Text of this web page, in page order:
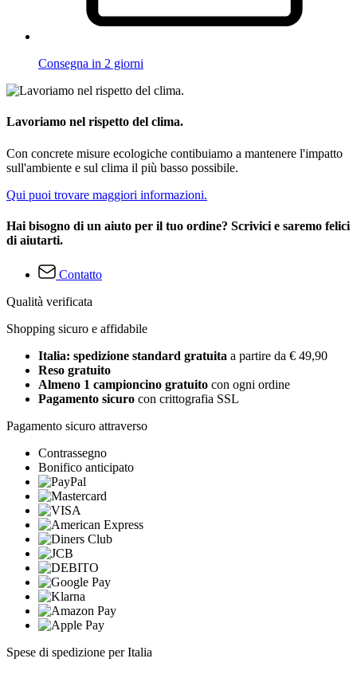
Consegna in 2 giorni
Lavoriamo nel rispetto del clima.
Con concrete misure ecologiche contibuiamo a mantenere l'impatto
sull'ambiente e sul clima il più basso possibile.
Qui puoi trovare maggiori informazioni.
Hai bisogno di un aiuto per il tuo ordine? Scrivici e saremo felici
di aiutarti.
Contatto
Qualità verificata
Shopping sicuro e affidabile
Italia: spedizione standard gratuita a partire da € 49,90
Reso gratuito
Almeno 1 campioncino gratuito con ogni ordine
Pagamento sicuro con crittografia SSL
Pagamento sicuro attraverso
Contrassegno
Bonifico anticipato
Spese di spedizione per Italia